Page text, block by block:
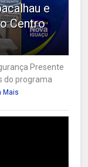
e
Centro
Presente
do programa
Mais